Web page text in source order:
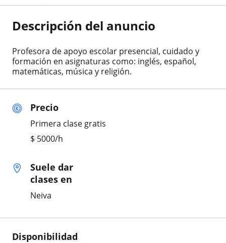
Precio
Primera clase gratis
$ 5000/h
Suele dar
clases en
Neiva
Disponibilidad
Descripción del anuncio
Profesora de apoyo escolar presencial, cuidado y
formación en asignaturas como: inglés, español,
matemáticas, música y religión.